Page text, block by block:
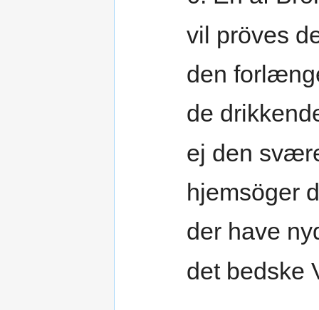
vil pröves
den
de
ej den
hjemsöger
der have
det bedske